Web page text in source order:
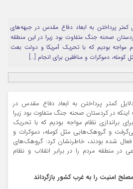
کمتر پرداختن به ابعاد دفاع مقدس در جبهه‌های
صحنه جنگ متفاوت بود زیرا در این منطقه
مواجه بودیم که با تحریک آمریکا و دولت بعث
دموکرات و منافقین برای انجام […]
کمتر پرداختن به ابعاد دفاع مقدس در
اینکه در کردستان صحنه جنگ متفاوت بود زیرا
براندازی نظام مواجه بودیم که با تحریک
و گروهک‌هایی مثل کومله، دموکرات و
فعال شده بودند، خاطرنشان کرد: گروهک‌های
در منطقه مردم را در برابر انقلاب و نظام
امنیت را به غرب کشور بازگرداند